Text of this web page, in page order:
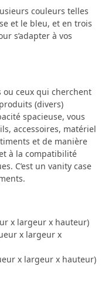
couleurs telles
et le bleu, et en trois
s’adapter à vos
ceux qui cherchent
(divers)
spacieuse, vous
accessoires, matériel
et de manière
à la compatibilité
C’est un vanity case
x largeur x hauteur)
x largeur x
x largeur x hauteur)